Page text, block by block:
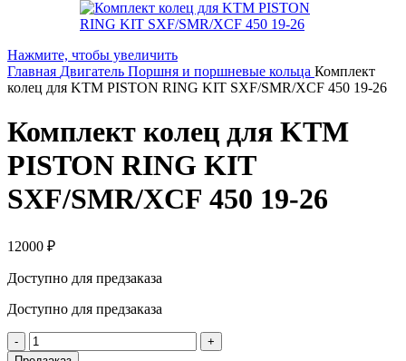
Нажмите, чтобы увеличить
Главная Двигатель Поршня и поршневые кольца Комплект
колец для KTM PISTON RING KIT SXF/SMR/XCF 450 19-26
Комплект колец для KTM
PISTON RING KIT
SXF/SMR/XCF 450 19-26
12000 ₽
Доступно для предзаказа
Доступно для предзаказа
Количество
товара